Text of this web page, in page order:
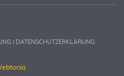
/ DATENSCHUTZERKLÄRUNG